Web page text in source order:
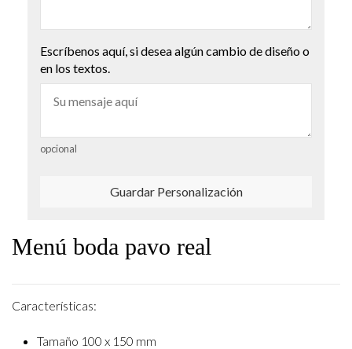
Escríbenos aquí, si desea algún cambio de diseño o
en los textos.
opcional
Guardar Personalización
Menú boda pavo real
Características:
Tamaño 100 x 150 mm